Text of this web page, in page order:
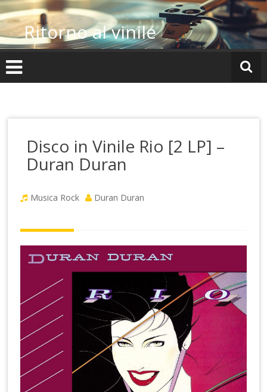
Vai
al
contenutoRitorno al vinile
Disco in Vinile Rio [2 LP] –
Duran Duran
Musica Rock Duran Duran